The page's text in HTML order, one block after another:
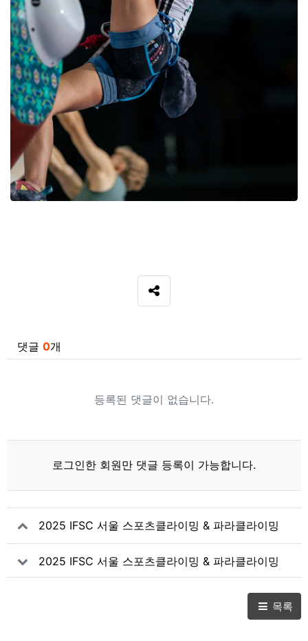
SNS 공유
댓글 0개
등록된 댓글이 없습니다.
로그인한 회원만 댓글 등록이 가능합니다.
2025 IFSC 서울 스포츠클라이밍 & 파라클라이밍
세계선수권대회 Day8
2025 IFSC 서울 스포츠클라이밍 & 파라클라이밍
세계선수권대회 Day6
목록